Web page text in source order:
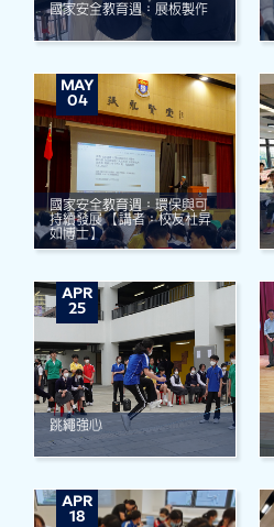
國家安全教育週：展板製作
MAY
04
國家安全教育週：環保與可
持續發展 【講者：校友杜昇
如博士】
APR
25
跳繩強心
APR
18